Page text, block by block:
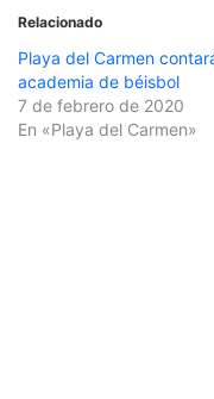
Relacionado
Playa del Carmen
academia de béisbol
7 de febrero de 2020
En «Playa del Carmen»